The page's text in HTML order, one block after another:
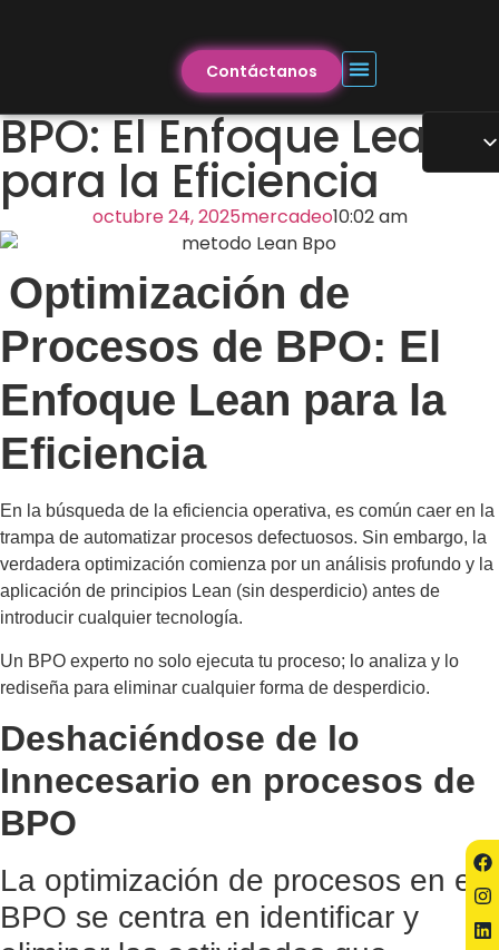
Contáctanos
BPO: El Enfoque Lean
para la Eficiencia
octubre 24, 2025mercadeo10:02 am
Optimización de
Procesos de BPO: El
Enfoque Lean para la
Eficiencia
En la búsqueda de la eficiencia operativa, es común caer en la
trampa de automatizar procesos defectuosos. Sin embargo, la
verdadera optimización comienza por un análisis profundo y la
aplicación de principios Lean (sin desperdicio) antes de
introducir cualquier tecnología.
Un BPO experto no solo ejecuta tu proceso; lo analiza y lo
rediseña para eliminar cualquier forma de desperdicio.
Deshaciéndose de lo
Innecesario en procesos de
BPO
La optimización de procesos en el
BPO se centra en identificar y